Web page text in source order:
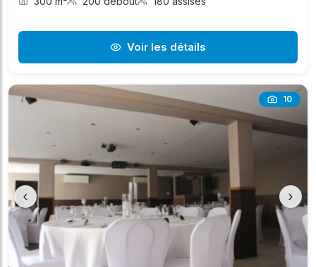
Voir les détails
10
‹ ›